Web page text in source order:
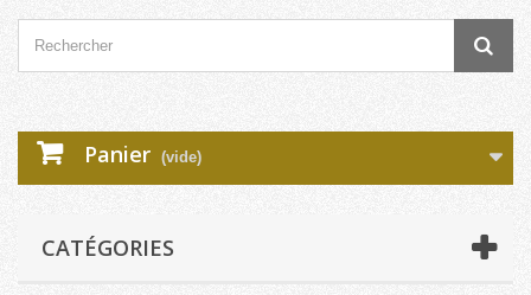
Panier (vide)
CATÉGORIES